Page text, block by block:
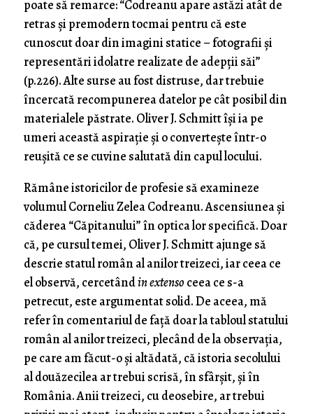
poate să remarce: “Codreanu apare astăzi atât de
retras și premodern tocmai pentru că este
cunoscut doar din imagini statice – fotografii și
representări idolatre realizate de adepții săi”
(p.226). Alte surse au fost distruse, dar trebuie
încercată recompunerea datelor pe cât posibil din
materialele păstrate. Oliver J. Schmitt își ia pe
umeri această aspirație și o convertește într-o
reușită ce se cuvine salutată din capul locului.
Rămâne istoricilor de profesie să examineze
volumul Corneliu Zelea Codreanu. Ascensiunea și
căderea “Căpitanului” în optica lor specifică. Doar
că, pe cursul temei, Oliver J. Schmitt ajunge să
descrie statul român al anilor treizeci, iar ceea ce
el observă, cercetândin extenso ceea ce s-a
petrecut, este argumentat solid. De aceea, mă
refer în comentariul de față doar la tabloul statului
român al anilor treizeci, plecând de la observația,
pe care am făcut-o și altădată, că istoria secolului
al douăzecilea ar trebui scrisă, în sfârșit, și în
România. Anii treizeci, cu deosebire, ar trebui